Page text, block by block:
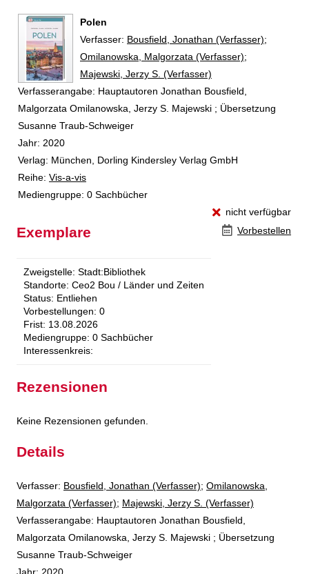
Polen
Verfasser: Suche nach diesem Verfasser
Bousfield, Jonathan (Verfasser);
Omilanowska, Malgorzata (Verfasser);
Majewski, Jerzy S. (Verfasser)
Verfasserangabe: Hauptautoren Jonathan Bousfield,
Malgorzata Omilanowska, Jerzy S. Majewski ; Übersetzung
Susanne Traub-Schweiger
Jahr: 2020
Verlag: München, Dorling Kindersley Verlag GmbH
Reihe: Vis-a-vis
Mediengruppe: 0 Sachbücher
nicht verfügbar
Vorbestellen
Exemplare
Zweigstelle: Stadt:Bibliothek
Standorte: Ceo2 Bou / Länder und Zeiten
Status: Entliehen
Vorbestellungen: 0
Frist: 13.08.2026
Mediengruppe: 0 Sachbücher
Interessenkreis:
Rezensionen
Keine Rezensionen gefunden.
Details
Verfasser: Suche nach diesem Verfasser
Bousfield, Jonathan (Verfasser); Omilanowska,
Malgorzata (Verfasser); Majewski, Jerzy S. (Verfasser)
Verfasserangabe: Hauptautoren Jonathan Bousfield,
Malgorzata Omilanowska, Jerzy S. Majewski ; Übersetzung
Susanne Traub-Schweiger